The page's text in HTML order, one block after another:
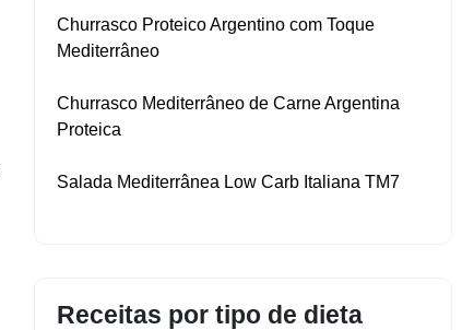
Churrasco Proteico Argentino com Toque
Mediterrâneo
Churrasco Mediterrâneo de Carne Argentina
Proteica
Salada Mediterrânea Low Carb Italiana TM7
Receitas por tipo de dieta